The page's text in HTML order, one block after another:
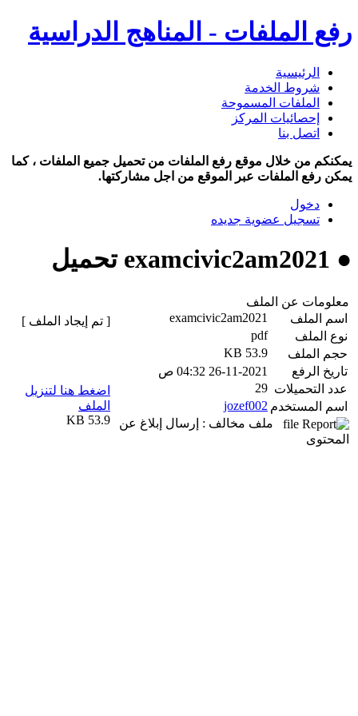
رفع الملفات - المناهج الدراسية
الرئيسية
شروط الخدمة
الملفات المسموحة
إحصائيات المركز
اتصل بنا
يمكنكم من خلال موقع رفع الملفات من تحميل جميع الملفات ، كما
يمكن رفع الملفات عبر الموقع من اجل مشاركتها.
دخول
تسجيل عضوية جديده
● examcivic2am2021 تحميل
معلومات عن الملف
اسم الملف
examcivic2am2021
نوع الملف
pdf
حجم الملف
53.9 KB
تاريخ الرفع
26-11-2021 04:32 ص
عدد التحميلات 29
اسم المستخدم jozef002
ملف مخالف : إرسال إبلاغ عن
المحتوى
[ تم إيجاد الملف ]
اضغط هنا لتنزيل
الملف
53.9 KB